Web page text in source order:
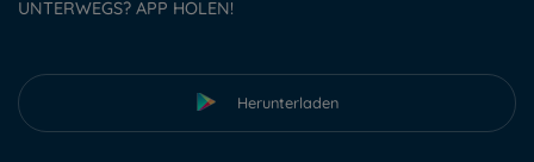
UNTERWEGS? APP HOLEN!
Herunterladen